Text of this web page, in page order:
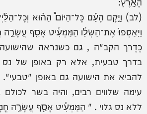
(לב) וַיָּ֣קָם הָעָ֡ם כָּל־הַיּוֹם֩ הַה֨וּא
וַיַּֽאַסְפוּ֙ אֶת־הַשְּׂלָ֔ו הַמַּמְעִ֕יט אָסַ֖ף עֲשָׂרָ֣ה
כֶדֶרך הקב"ה , גם כשנראה שהישועה
בדרך טבעית, אלא רק באופן של נס
להביא את הישועה גם באופן
עימה שלווים רבים, והיה בשר לכולם
ללא נס גלוי . " הַמַּמְעִ֕יט אָסַ֖ף עֲשָׂרָ֣ה